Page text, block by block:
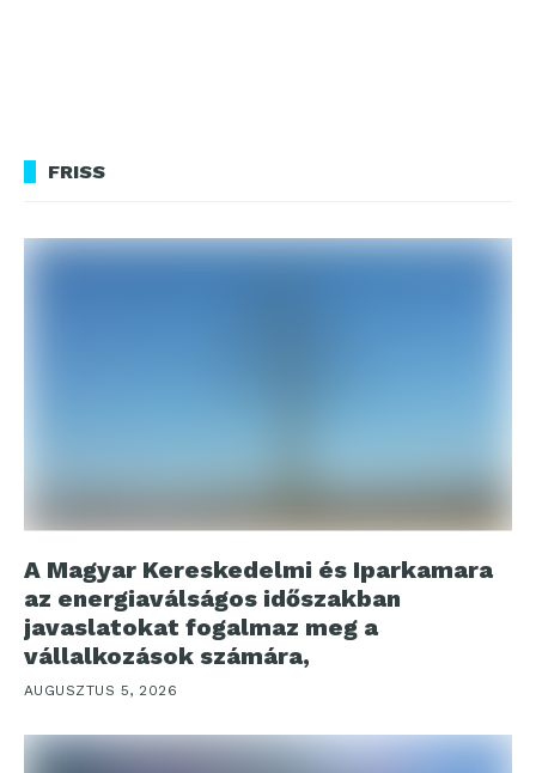
FRISS
A Magyar Kereskedelmi és Iparkamara
az energiaválságos időszakban
javaslatokat fogalmaz meg a
vállalkozások számára,
AUGUSZTUS 5, 2026